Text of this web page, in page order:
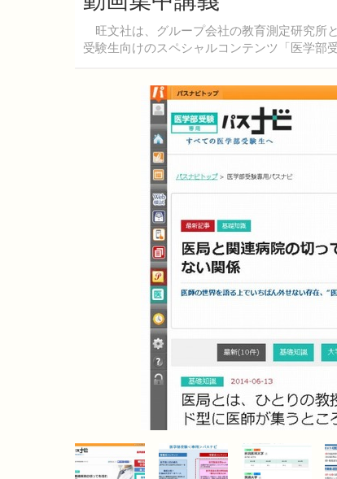
旺文社は、グループ会社の教育測定研究所
受験生向けのスペシャルコンテンツ「医学部